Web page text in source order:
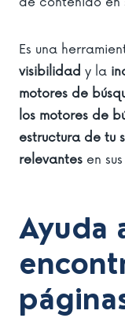
Es una
visibilidad y la
motores de
los motores de
estructura de tu
relevantes en
Ayuda